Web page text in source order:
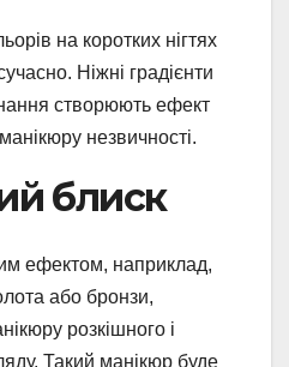
на коротких нігтях
Ніжні градієнти
створюють ефект
незвичності.
блиск
ефектом, наприклад,
або бронзи,
розкішного і
Такий манікюр буде